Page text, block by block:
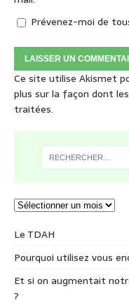
Prévenez-moi de
Ce site utilise Akismet
plus sur la façon dont
traitées.
Le TDAH
Pourquoi utilisez vous
Et si on augmentait
?